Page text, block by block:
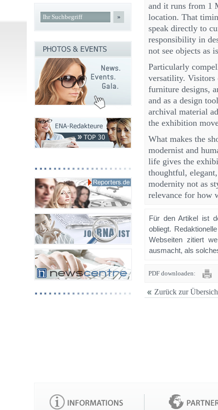
and it runs from 1
location. That
speak directly to
responsibility in
not see objects as
Particularly
versatility. Visitors
furniture designs,
and as a design
archival material
the exhibition
What makes the
modernist and
life gives the
thoughtful,
modernity not as
relevance for how
Für den Artikel ist
obliegt.
Webseiten zitiert
ausmacht, als
PDF downloaden:
Zurück zur
»